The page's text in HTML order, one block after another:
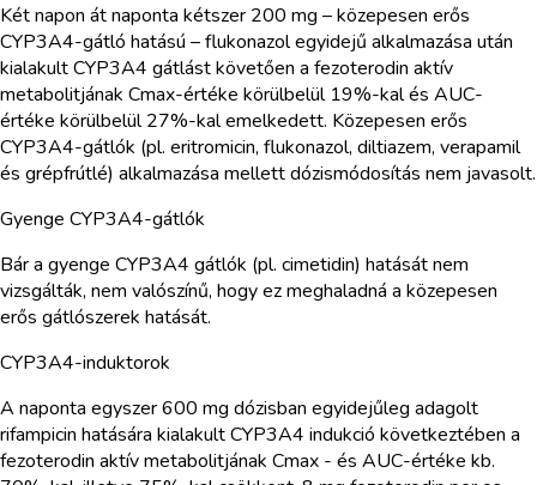
Két napon át naponta kétszer 200 mg – közepesen erős
CYP3A4-gátló hatású – flukonazol egyidejű alkalmazása után
kialakult CYP3A4 gátlást követően a fezoterodin aktív
metabolitjának Cmax-értéke körülbelül 19%-kal és AUC-
értéke körülbelül 27%-kal emelkedett. Közepesen erős
CYP3A4-gátlók (pl. eritromicin, flukonazol, diltiazem, verapamil
és grépfrútlé) alkalmazása mellett dózismódosítás nem javasolt.
Gyenge CYP3A4-gátlók
Bár a gyenge CYP3A4 gátlók (pl. cimetidin) hatását nem
vizsgálták, nem valószínű, hogy ez meghaladná a közepesen
erős gátlószerek hatását.
CYP3A4-induktorok
A naponta egyszer 600 mg dózisban egyidejűleg adagolt
rifampicin hatására kialakult CYP3A4 indukció következtében a
fezoterodin aktív metabolitjának Cmax - és AUC-értéke kb.